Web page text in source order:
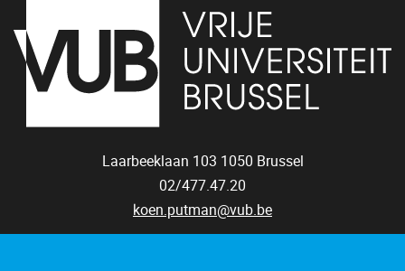
Laarbeeklaan 103 1050 Brussel
02/477.47.20
koen.putman@vub.be